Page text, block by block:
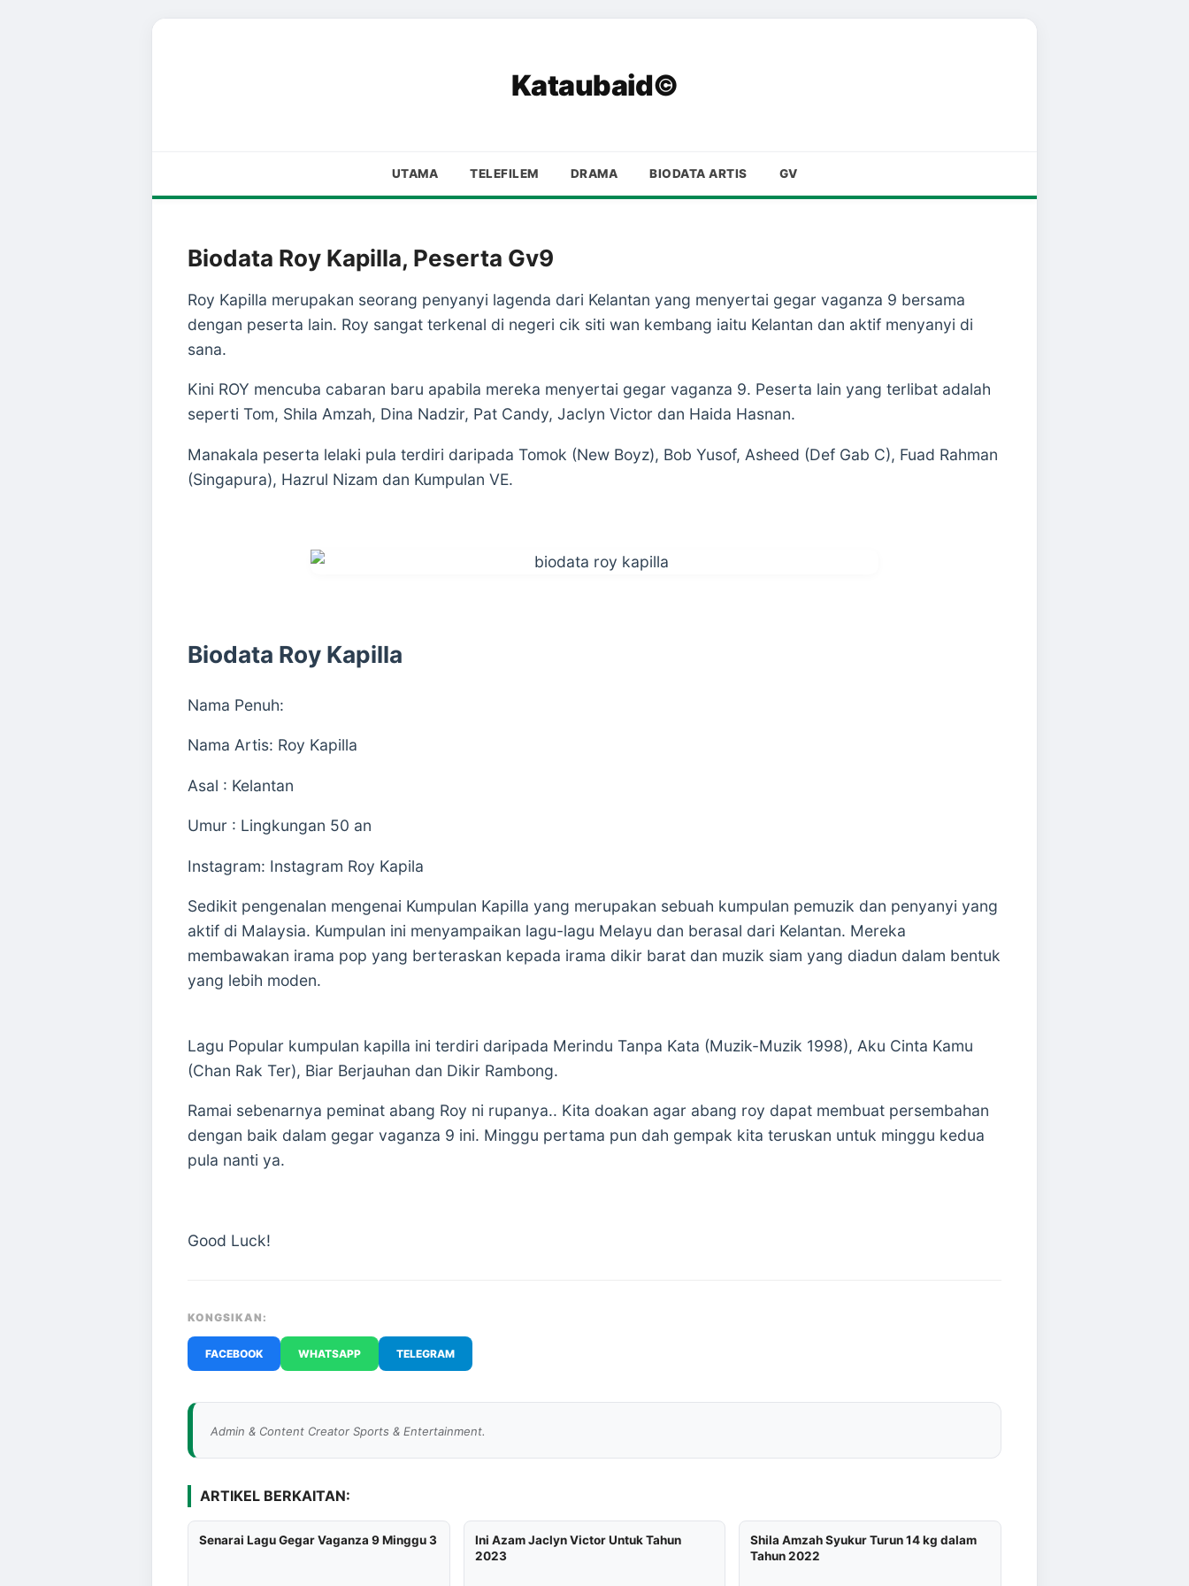
Kataubaid©
UTAMA TELEFILEM DRAMA BIODATA ARTIS GV
Biodata Roy Kapilla, Peserta Gv9
Roy Kapilla merupakan seorang penyanyi lagenda dari Kelantan yang menyertai gegar vaganza 9 bersama
dengan peserta lain. Roy sangat terkenal di negeri cik siti wan kembang iaitu Kelantan dan aktif menyanyi di
sana.
Kini ROY mencuba cabaran baru apabila mereka menyertai gegar vaganza 9. Peserta lain yang terlibat adalah
seperti Tom, Shila Amzah, Dina Nadzir, Pat Candy, Jaclyn Victor dan Haida Hasnan.
Manakala peserta lelaki pula terdiri daripada Tomok (New Boyz), Bob Yusof, Asheed (Def Gab C), Fuad Rahman
(Singapura), Hazrul Nizam dan Kumpulan VE.
Biodata Roy Kapilla
Nama Penuh:
Nama Artis: Roy Kapilla
Asal : Kelantan
Umur : Lingkungan 50 an
Instagram: Instagram Roy Kapila
Sedikit pengenalan mengenai Kumpulan Kapilla yang merupakan sebuah kumpulan pemuzik dan penyanyi yang
aktif di Malaysia. Kumpulan ini menyampaikan lagu-lagu Melayu dan berasal dari Kelantan. Mereka
membawakan irama pop yang berteraskan kepada irama dikir barat dan muzik siam yang diadun dalam bentuk
yang lebih moden.
Lagu Popular kumpulan kapilla ini terdiri daripada Merindu Tanpa Kata (Muzik-Muzik 1998), Aku Cinta Kamu
(Chan Rak Ter), Biar Berjauhan dan Dikir Rambong.
Ramai sebenarnya peminat abang Roy ni rupanya.. Kita doakan agar abang roy dapat membuat persembahan
dengan baik dalam gegar vaganza 9 ini. Minggu pertama pun dah gempak kita teruskan untuk minggu kedua
pula nanti ya.
Good Luck!
KONGSIKAN:
FACEBOOK WHATSAPP TELEGRAM
Admin & Content Creator Sports & Entertainment.
ARTIKEL BERKAITAN:
Senarai Lagu Gegar Vaganza 9 Minggu 3
Ini Azam Jaclyn Victor Untuk Tahun
2023
Shila Amzah Syukur Turun 14 kg dalam
Tahun 2022